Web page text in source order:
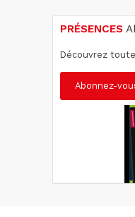
PRÉSENCES
Découvrez
Abonnez-